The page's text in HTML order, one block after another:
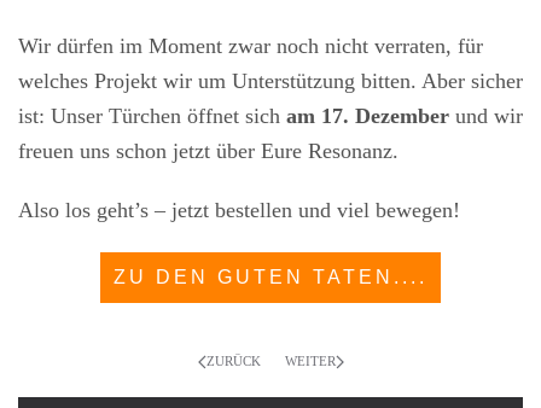
Wir dürfen im Moment zwar noch nicht verraten, für
welches Projekt wir um Unterstützung bitten. Aber sicher
ist: Unser Türchen öffnet sich am 17. Dezember und wir
freuen uns schon jetzt über Eure Resonanz.
Also los geht’s – jetzt bestellen und viel bewegen!
ZU DEN GUTEN TATEN....
ZURÜCK WEITER